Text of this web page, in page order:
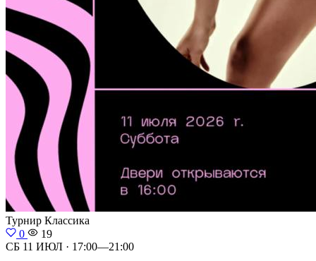
Турнир Классика
0
19
СБ 11 ИЮЛ · 17:00—21:00